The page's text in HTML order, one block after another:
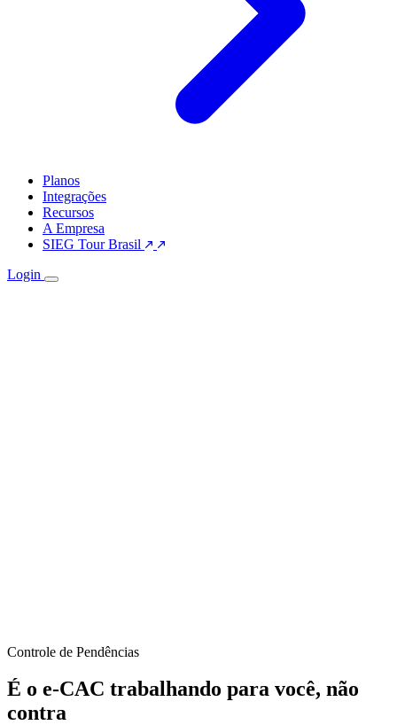
Planos
Integrações
Recursos
A Empresa
SIEG Tour Brasil
Login
Controle de Pendências
É o e-CAC trabalhando para você, não
contra